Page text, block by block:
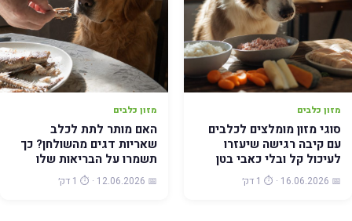
מזון כלבים
סוגי מזון מומלצים לכלבים
עם קיבה רגישה שיעזרו
לעיכול קל ובלי כאבי בטן
📅 16.06.2026 · ⏱️ 1 דק׳
מזון כלבים
האם מותר לתת לכלב
שאריות דגים מהשולחן? כך
תשמרו על הבריאות שלו
📅 12.06.2026 · ⏱️ 1 דק׳